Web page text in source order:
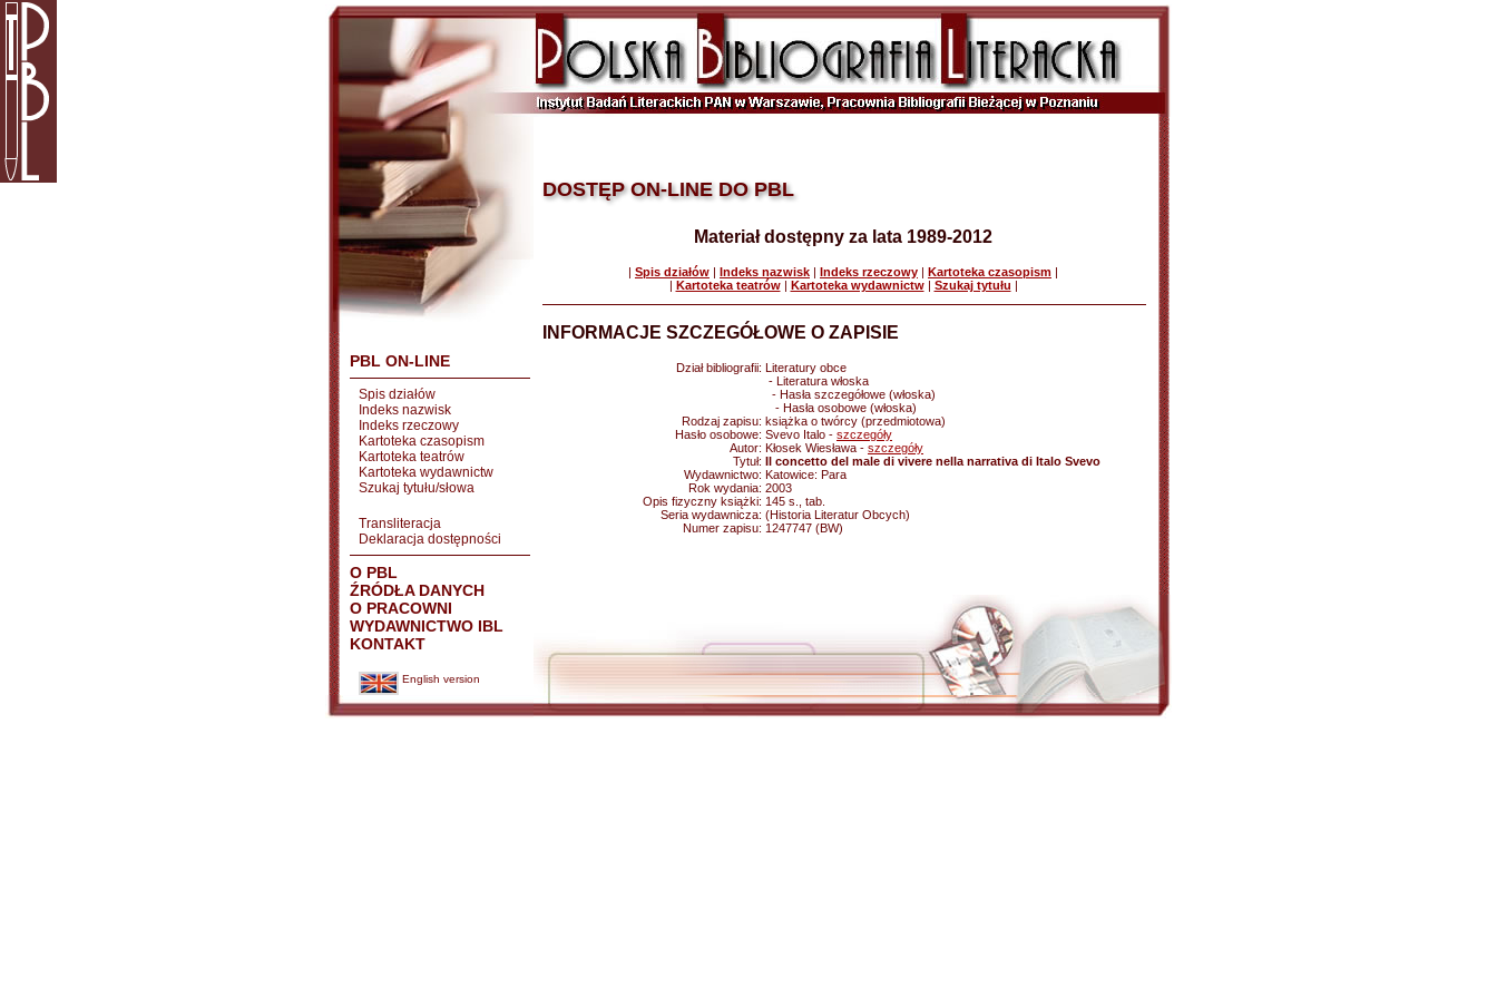
PBL ON-LINE
Spis działów
Indeks nazwisk
Indeks rzeczowy
Kartoteka czasopism
Kartoteka teatrów
Kartoteka wydawnictw
Szukaj tytułu/słowa
Transliteracja
Deklaracja dostępności
O PBL
ŹRÓDŁA DANYCH
O PRACOWNI
WYDAWNICTWO IBL
KONTAKT
English version
DOSTĘP ON-LINE DO PBL
Materiał dostępny za lata 1989-2012
| Spis działów | Indeks nazwisk | Indeks rzeczowy | Kartoteka czasopism |
| Kartoteka teatrów| Kartoteka wydawnictw| Szukaj tytułu |
INFORMACJE SZCZEGÓŁOWE O ZAPISIE
Dział bibliografii: Literatury obce
- Literatura włoska
- Hasła szczegółowe (włoska)
- Hasła osobowe (włoska)
Rodzaj zapisu: książka o twórcy (przedmiotowa)
Hasło osobowe: Svevo Italo - szczegóły
Autor: Kłosek Wiesława - szczegóły
Tytuł: Il concetto del male di vivere nella narrativa di Italo Svevo
Wydawnictwo: Katowice: Para
Rok wydania: 2003
Opis fizyczny książki: 145 s., tab.
Seria wydawnicza: (Historia Literatur Obcych)
Numer zapisu: 1247747 (BW)